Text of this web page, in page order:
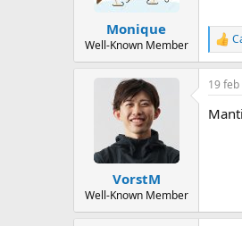
:
Monique
Well-Known Member
R
e
a
c
i
VorstM
Well-Known Member
19